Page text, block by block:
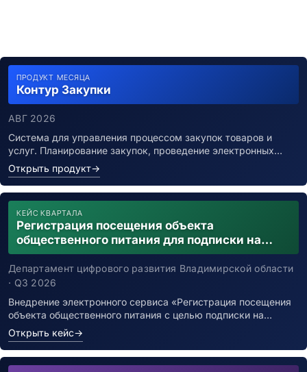
ПРОДУКТ МЕСЯЦА
Контур Закупки
АВГ 2026
Система для управления процессом закупок товаров и
услуг. Планирование закупок, проведение электронных…
Открыть продукт→
КЕЙС КВАРТАЛА
Регистрация посещения объекта
общественного питания для подписки на
уведомления о возможном контакте с
заболевшим новой коронавирусной
инфекцией
Департамент цифрового развития Владимирской области
· Q3 2026
Внедрение электронного сервиса «Регистрация посещения
объекта общественного питания с целью подписки на…
Открыть кейс→